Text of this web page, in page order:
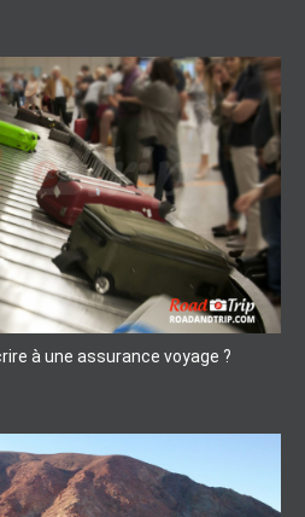
à une assurance voyage ?